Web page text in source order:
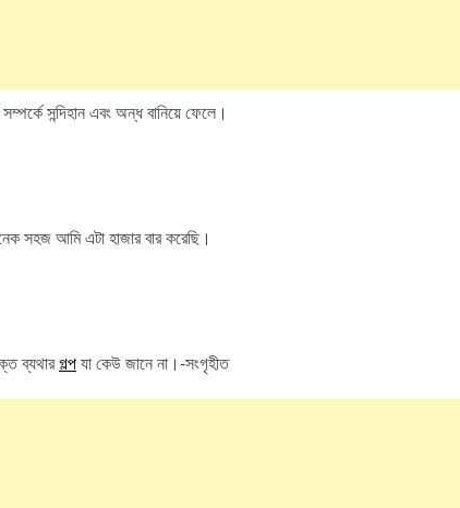
সন্দিহান এবং অন্ধ বানিয়ে ফেলে।
সহজ আমি এটা হাজার বার করেছি।
ব্যথারগল্পযা কেউ জানে না।-সংগৃহীত